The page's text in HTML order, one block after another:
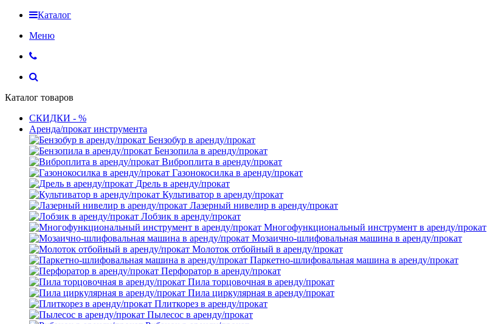
Каталог
Меню
Каталог товаров
СКИДКИ - %
Аренда/прокат инструмента
Бензобур в аренду/прокат
Бензопила в аренду/прокат
Виброплита в аренду/прокат
Газонокосилка в аренду/прокат
Дрель в аренду/прокат
Культиватор в аренду/прокат
Лазерный нивелир в аренду/прокат
Лобзик в аренду/прокат
Многофункциональный инструмент в аренду/прокат
Мозаично-шлифовальная машина в аренду/прокат
Молоток отбойный в аренду/прокат
Паркетно-шлифовальная машина в аренду/прокат
Перфоратор в аренду/прокат
Пила торцовочная в аренду/прокат
Пила циркулярная в аренду/прокат
Плиткорез в аренду/прокат
Пылесос в аренду/прокат